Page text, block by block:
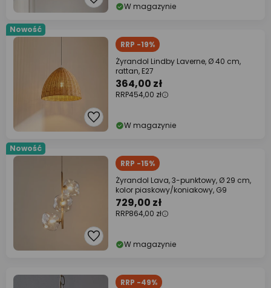
W magazynie
Nowość
RRP -19%
Żyrandol Lindby Laverne, Ø 40 cm,
rattan, E27
364,00 zł
RRP454,00 zł
W magazynie
Nowość
RRP -15%
Żyrandol Lava, 3-punktowy, Ø 29 cm,
kolor piaskowy/koniakowy, G9
729,00 zł
RRP864,00 zł
W magazynie
RRP -49%